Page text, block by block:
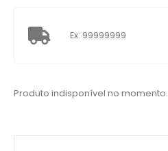
Produto indisponível no momento.